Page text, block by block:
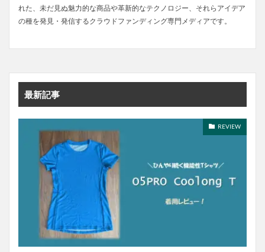
れた、未だ見ぬ魅力的な商品や革新的なテクノロジー、それらアイデア
の種を発見・発信するクラウドファンディング専門メディアです。
最新記事
REVIEW